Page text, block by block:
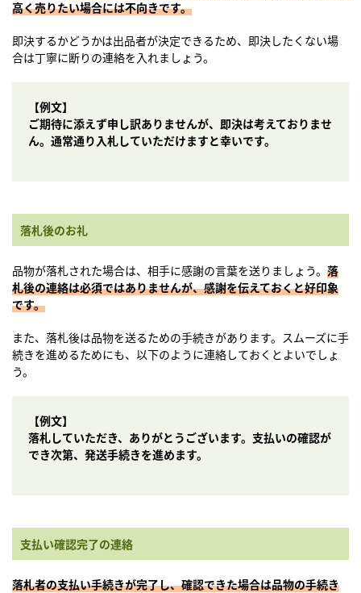
高く売りたい場合には不向きです。
即決するかどうかは出品者が決定できるため、即決したくない場
合は丁寧に断りの連絡を入れましょう。
【例文】
ご期待に添えず申し訳ありませんが、即決は考えておりませ
ん。通常通り入札していただけますと幸いです。
落札後のお礼
品物が落札された場合は、相手に感謝の言葉を送りましょう。 落
札後の連絡は必須ではありませんが、感謝を伝えておくと好印象
です。
また、落札後は品物を送るための手続きがあります。スムーズに手
続きを進めるためにも、以下のように連絡しておくとよいでしょ
う。
【例文】
落札していただき、ありがとうございます。支払いの確認が
でき次第、発送手続きを進めます。
支払い確認完了の連絡
落札者の支払い手続きが完了し、確認できた場合は品物の手続き